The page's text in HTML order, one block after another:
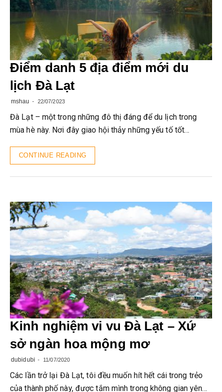
Điểm danh 5 địa điểm mới du
lịch Đà Lạt
mshau 22/07/2023
Đà Lạt – một trong những đô thị đáng để du lịch trong
mùa hè này. Nơi đây giao hội thảy những yếu tố tốt…
CONTINUE READING
Kinh nghiệm vi vu Đà Lạt – Xứ
sở ngàn hoa mộng mơ
dubidubi 11/07/2020
Các lần trở lại Đà Lạt, tôi đều muốn hít hết cái trong trẻo
của thành phố này, được tắm mình trong không gian yên…